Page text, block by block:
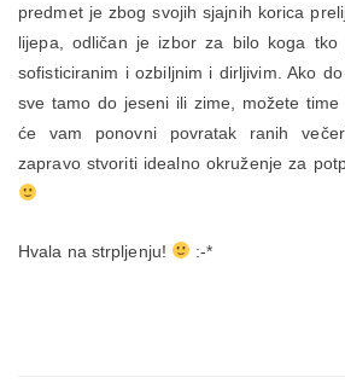
predmet je zbog svojih sjajnih korica
lijepa, odličan je izbor za bilo koga
sofisticiranim i ozbiljnim i dirljivim. Ako
sve tamo do jeseni ili zime, možete
će vam ponovni povratak ranih
zapravo stvoriti idealno okruženje za
Hvala na strpljenju! :-*